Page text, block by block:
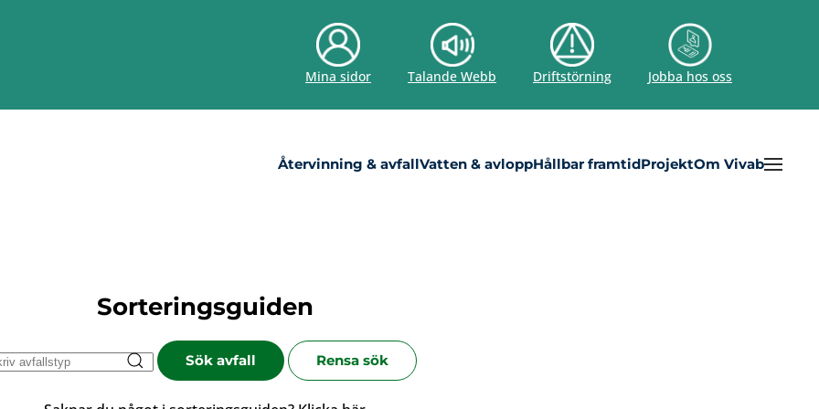
Mina sidor Talande Webb Driftstörning Jobba hos oss
Återvinning & avfallVatten & avloppHållbar framtidProjektOm Vivab
Sorteringsguiden
Sök avfall Rensa sök